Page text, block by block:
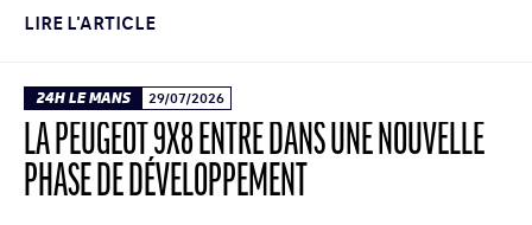
LIRE L'ARTICLE
24H LE MANS 29/07/2026
LA PEUGEOT 9X8 ENTRE DANS UNE NOUVELLE
PHASE DE DÉVELOPPEMENT